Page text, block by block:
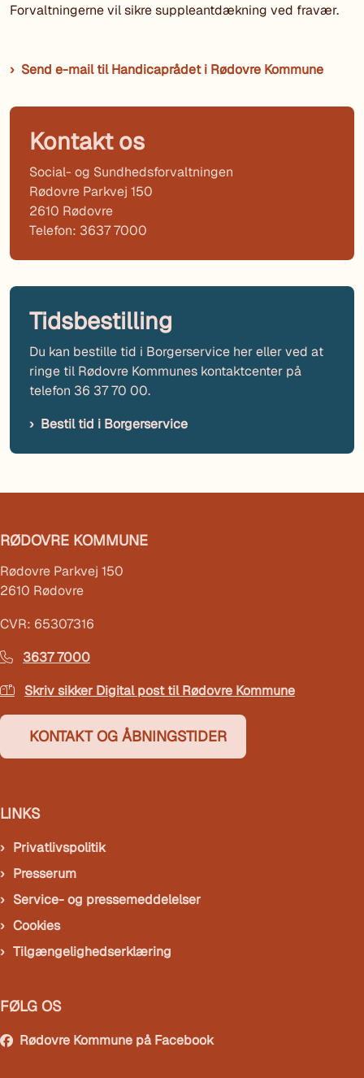
Forvaltningerne vil sikre suppleantdækning ved fravær.
Send e-mail til Handicaprådet i Rødovre Kommune
Kontakt os
Social- og Sundhedsforvaltningen
Rødovre Parkvej 150
2610 Rødovre
Telefon: 3637 7000
Tidsbestilling
Du kan bestille tid i Borgerservice her eller ved at
ringe til Rødovre Kommunes kontaktcenter på
telefon 36 37 70 00.
Bestil tid i Borgerservice
RØDOVRE KOMMUNE
Rødovre Parkvej 150
2610 Rødovre
CVR: 65307316
3637 7000
Skriv sikker Digital post til Rødovre Kommune
KONTAKT OG ÅBNINGSTIDER
LINKS
Privatlivspolitik
Presserum
Service- og pressemeddelelser
Cookies
Tilgængelighedserklæring
FØLG OS
Rødovre Kommune på Facebook